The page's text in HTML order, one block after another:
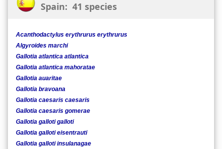
Spain: 41 species
Acanthodactylus erythrurus erythrurus
Algyroides marchi
Gallotia atlantica atlantica
Gallotia atlantica mahoratae
Gallotia auaritae
Gallotia bravoana
Gallotia caesaris caesaris
Gallotia caesaris gomerae
Gallotia galloti galloti
Gallotia galloti eisentrauti
Gallotia galloti insulanagae